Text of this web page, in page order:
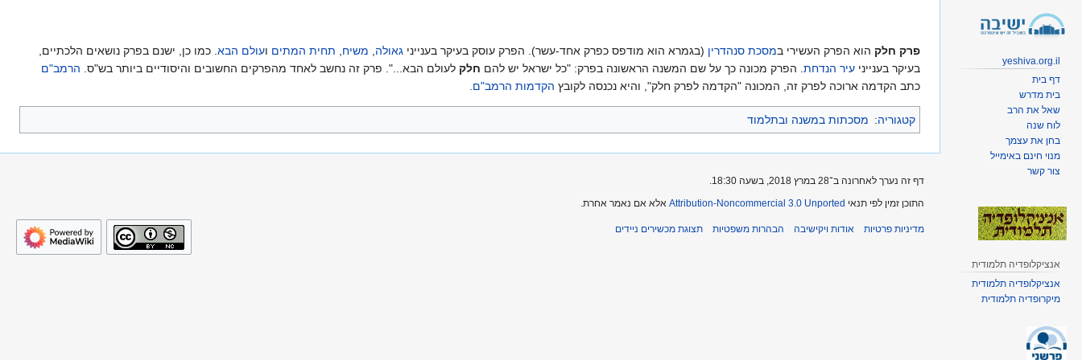
פרק חלק הוא הפרק העשירי במסכת סנהדרין (בגמרא הוא מודפס כפרק אחד-עשר). הפרק עוסק בעיקר בענייני גאולה, משיח, תחית המתים ועולם הבא. כמו כן, ישנם בפרק נושאים הלכתיים,
בעיקר בענייני עיר הנדחת. הפרק מכונה כך על שם המשנה הראשונה בפרק: "כל ישראל יש להם חלק לעולם הבא...". פרק זה נחשב לאחד מהפרקים החשובים והיסודיים ביותר בש"ס. הרמב"ם
כתב הקדמה ארוכה לפרק זה, המכונה "הקדמה לפרק חלק", והיא נכנסה לקובץ הקדמות הרמב"ם.
קטגוריה: מסכתות במשנה ובתלמוד
yeshiva.org.il
דף בית
בית מדרש
שאל את הרב
לוח שנה
בחן את עצמך
מנוי חינם באימייל
צור קשר
אנציקלופדיה תלמודית
אנציקלופדיה תלמודית
מיקרופדיה תלמודית
דף זה נערך לאחרונה ב־28 במרץ 2018, בשעה 18:30.
התוכן זמין לפי תנאי Attribution-Noncommercial 3.0 Unported אלא אם נאמר אחרת.
מדיניות פרטיות אודות ויקישיבה הבהרות משפטיות תצוגת מכשירים ניידים